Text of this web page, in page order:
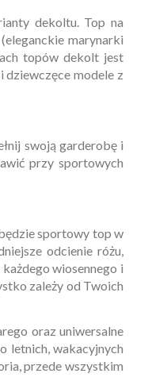
dekoltu. Top na
marynarki
topów dekolt jest
dziewczęce modele z
swoją garderobę i
przy sportowych
sportowy top w
odcienie różu,
wiosennego i
zależy od Twoich
oraz uniwersalne
letnich, wakacyjnych
przede wszystkim